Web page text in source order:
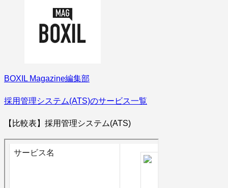
BOXIL Magazine編集部
採用管理システム(ATS)のサービス一覧
【比較表】採用管理システム(ATS)